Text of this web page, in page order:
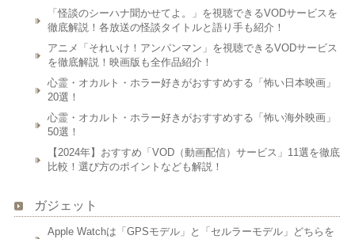
「怪談のシーハナ聞かせてよ。」を視聴できるVODサービスを
徹底解説！各放送の怪談タイトルと語り手も紹介！
アニメ「それいけ！アンパンマン」を視聴できるVODサービス
を徹底解説！映画版も全作品紹介！
心霊・オカルト・ホラー好きがおすすめする「怖い日本映画」
20選！
心霊・オカルト・ホラー好きがおすすめする「怖い海外映画」
50選！
【2024年】おすすめ「VOD（動画配信）サービス」11選を徹底
比較！選び方のポイントなども解説！
ガジェット
Apple Watchは「GPSモデル」と「セルラーモデル」どちらを